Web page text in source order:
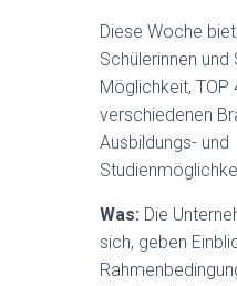
Diese Woche
Schülerinnen und
Möglichkeit, TOP
verschiedenen
Ausbildungs- und
Was: Die
sich, geben